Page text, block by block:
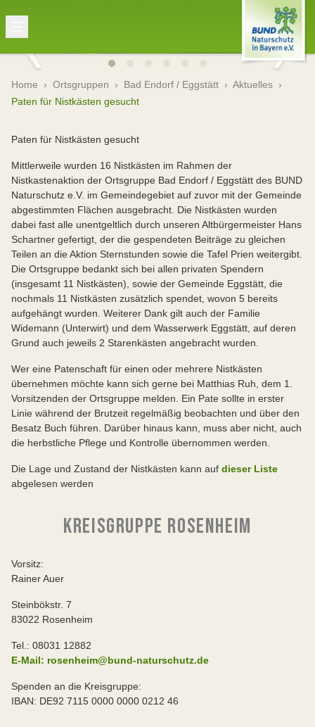
Home › Ortsgruppen › Bad Endorf / Eggstätt › Aktuelles ›
Paten für Nistkästen gesucht
Paten für Nistkästen gesucht
Mittlerweile wurden 16 Nistkästen im Rahmen der
Nistkastenaktion der Ortsgruppe Bad Endorf / Eggstätt des BUND
Naturschutz e.V. im Gemeindegebiet auf zuvor mit der Gemeinde
abgestimmten Flächen ausgebracht. Die Nistkästen wurden
dabei fast alle unentgeltlich durch unseren Altbürgermeister Hans
Schartner gefertigt, der die gespendeten Beiträge zu gleichen
Teilen an die Aktion Sternstunden sowie die Tafel Prien weitergibt.
Die Ortsgruppe bedankt sich bei allen privaten Spendern
(insgesamt 11 Nistkästen), sowie der Gemeinde Eggstätt, die
nochmals 11 Nistkästen zusätzlich spendet, wovon 5 bereits
aufgehängt wurden. Weiterer Dank gilt auch der Familie
Widemann (Unterwirt) und dem Wasserwerk Eggstätt, auf deren
Grund auch jeweils 2 Starenkästen angebracht wurden.
Wer eine Patenschaft für einen oder mehrere Nistkästen
übernehmen möchte kann sich gerne bei Matthias Ruh, dem 1.
Vorsitzenden der Ortsgruppe melden. Ein Pate sollte in erster
Linie während der Brutzeit regelmäßig beobachten und über den
Besatz Buch führen. Darüber hinaus kann, muss aber nicht, auch
die herbstliche Pflege und Kontrolle übernommen werden.
Die Lage und Zustand der Nistkästen kann auf dieser Liste
abgelesen werden
KREISGRUPPE ROSENHEIM
Vorsitz:
Rainer Auer
Steinbökstr. 7
83022 Rosenheim
Tel.: 08031 12882
E-Mail: rosenheim@bund-naturschutz.de
Spenden an die Kreisgruppe:
IBAN: DE92 7115 0000 0000 0212 46